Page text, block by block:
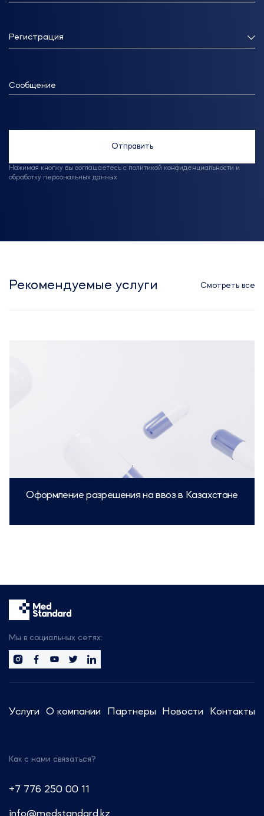
Регистрация
Сообщение
Отправить
Нажимая кнопку вы соглашаетесь с политикой конфиденциальности и
обработку персональных данных
Рекомендуемые услуги Смотреть все
Оформление разрешения на ввоз в Казахстане
Мы в социальных сетях:
Услуги О компании Партнеры Новости Контакты
Как с нами связаться?
+7 776 250 00 11
info@medstandard.kz